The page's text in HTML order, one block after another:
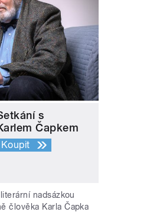
s
Čapkem
Koupit
nadsázkou
člověka Karla Čapka